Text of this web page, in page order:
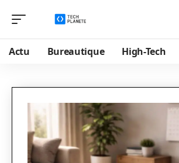
Actu Bureautique High-Tech